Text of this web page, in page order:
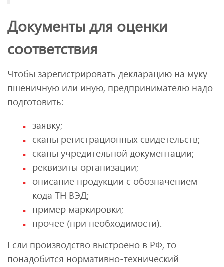
Документы для оценки
соответствия
Чтобы зарегистрировать декларацию на муку
пшеничную или иную, предпринимателю надо
подготовить:
заявку;
сканы регистрационных свидетельств;
сканы учредительной документации;
реквизиты организации;
описание продукции с обозначением
кода ТН ВЭД;
пример маркировки;
прочее (при необходимости).
Если производство выстроено в РФ, то
понадобится нормативно-технический